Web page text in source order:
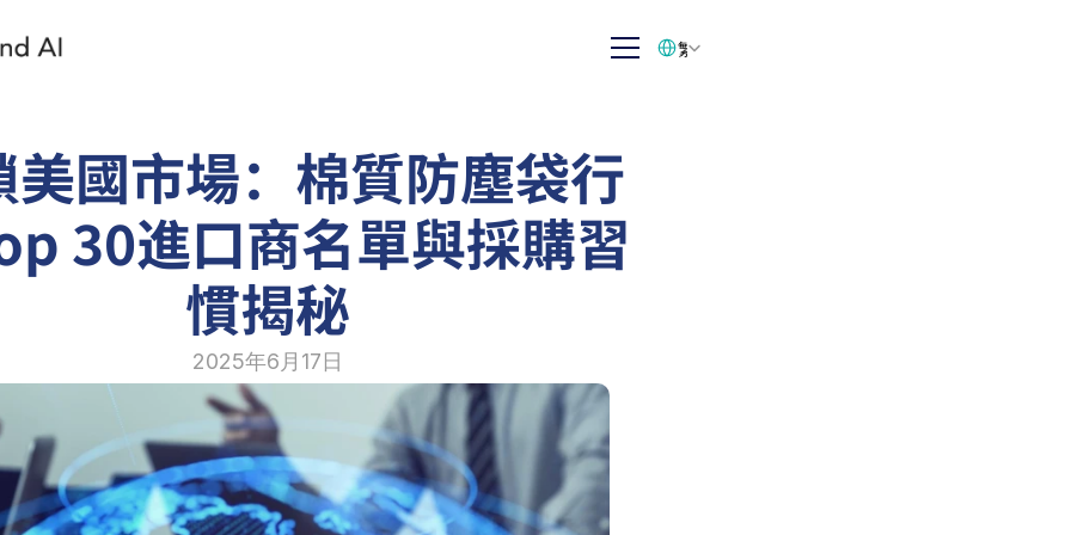
美國市場：棉質防塵袋行
30進口商名單與採購習
慣揭秘
2025年6月17日
繁体中文